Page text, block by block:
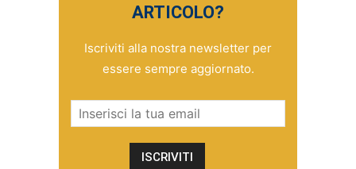
ARTICOLO?
Iscriviti alla nostra newsletter per
essere sempre aggiornato.